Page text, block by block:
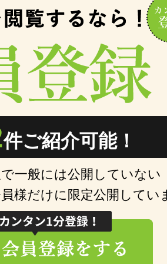
件ご紹介可能！
一般には公開していない
様だけに限定公開してい